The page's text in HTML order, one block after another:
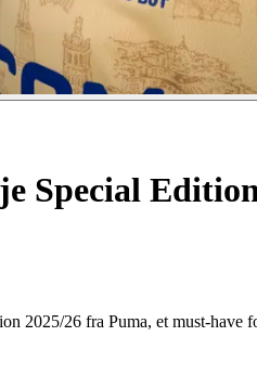
Special
2025/26 fra Puma, et must-have